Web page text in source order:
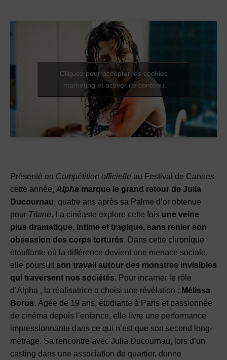
Cliquez pour accepter les cookies
marketing et activer ce contenu
Présenté en Compétition officielle au Festival de Cannes
cette année, Alpha marque le grand retour de Julia
Ducournau, quatre ans après sa Palme d’or obtenue
pour Titane. La cinéaste explore cette fois une veine
plus dramatique, intime et tragique, sans renier son
obsession des corps torturés. Dans cette chronique
étouffante où la différence devient une menace sociale,
elle poursuit son travail autour des monstres invisibles
qui traversent nos sociétés. Pour incarner le rôle
d’Alpha , la réalisatrice a choisi une révélation : Mélissa
Boros. Âgée de 19 ans, étudiante à Paris et passionnée
de cinéma depuis l’enfance, elle livre une performance
impressionnante dans ce qui n’est que son second long-
métrage. Sa rencontre avec Julia Ducournau, lors d’un
casting dans une association de quartier, donne